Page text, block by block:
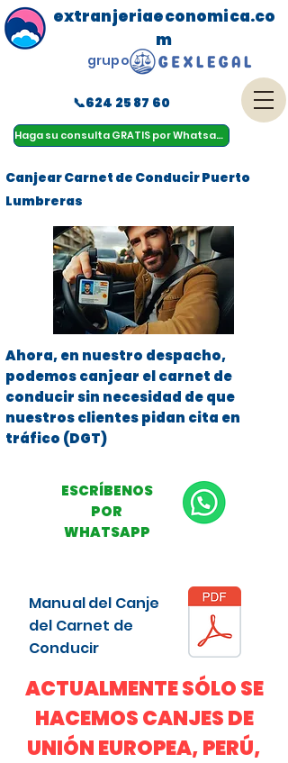
Haga su consulta GRATIS por Whatsapp
menu
extranjeriaeconomica.co
m
📞624 25 87 60
grupo
Canjear Carnet de Conducir Puerto
Lumbreras
Ahora, en nuestro despacho,
podemos canjear el carnet de
conducir sin necesidad de que
nuestros clientes pidan cita en
tráfico (DGT)
ESCRÍBENOS
POR
WHATSAPP
Manual del Canje
del Carnet de
Conducir
ACTUALMENTE SÓLO SE
HACEMOS CANJES DE
UNIÓN EUROPEA, PERÚ,